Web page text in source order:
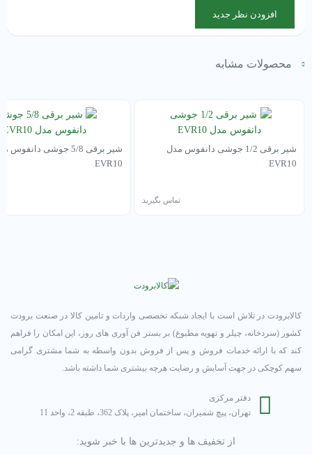
افزودن نظر جدید
محصولات مشابه
شیر برقی 1/2 جوشی دانفوس مدل
EVR10
تماس بگیرید
شیر برقی 5/8 جوشی دانفوس
EVR10
کالابرودت در تلاش است با ایجاد شبکه تخصصی واردات و تامین کالا در صنعت برودت
کشور (سردخانه، چیلر و تهویه مطبوع) بر بستر فن آوری های روز، این امکان را فراهم
کند که با ارائه خدمات فروش و پس از فروش بدون واسطه به شما مشتری گرامی
سهم کوچکی در جهت آسایش و رضایت هرچه بیشتری شما داشته باشد.
دفتر مرکزی
تهران، پیچ شمیران، ساختمان امیر، پلاک 362، طبقه 2، واحد 11
از تخفیف ها و جدیدترین ها با خبر شوید: